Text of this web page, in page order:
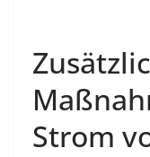
Strom